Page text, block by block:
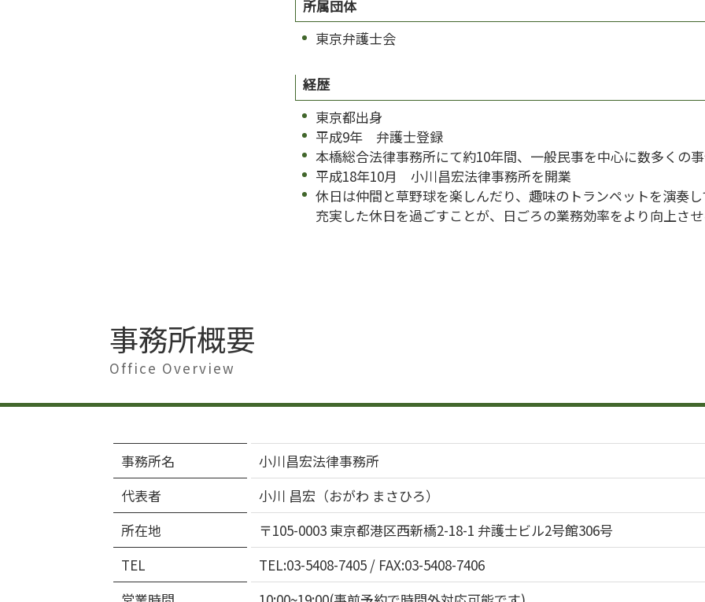
所属団体
東京弁護士会
経歴
東京都出身
平成9年 弁護士登録
本橋総合法律事務所にて約10年間、一般民事を中心に数多くの事
平成18年10月 小川昌宏法律事務所を開業
休日は仲間と草野球を楽しんだり、趣味のトランペットを演奏し
充実した休日を過ごすことが、日ごろの業務効率をより向上させ
事務所概要
Office Overview
事務所名
小川昌宏法律事務所
代表者
小川 昌宏（おがわ まさひろ）
所在地
〒105-0003 東京都港区西新橋2-18-1 弁護士ビル2号館306号
TEL
TEL:03-5408-7405 / FAX:03-5408-7406